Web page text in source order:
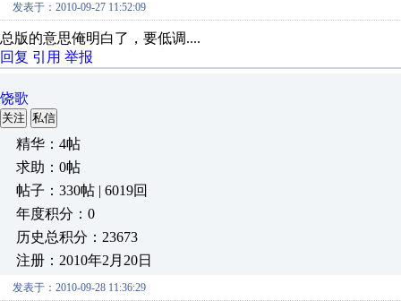
发表于：2010-09-27 11:52:09
总版的意思俺明白了，要低调....
回复 引用 举报
饶歌
关注 私信
精华：4帖
求助：0帖
帖子：330帖 | 6019回
年度积分：0
历史总积分：23673
注册：2010年2月20日
发表于：2010-09-28 11:36:29